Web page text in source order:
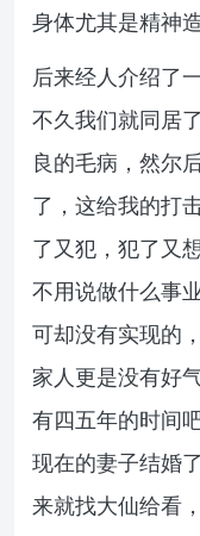
身体尤其是精神
后来经人介绍了
不久我们就同居
良的毛病，然尔
了，这给我的打
了又犯，犯了又
不用说做什么事
可却没有实现的
家人更是没有好
有四五年的时间
现在的妻子结婚
来就找大仙给看